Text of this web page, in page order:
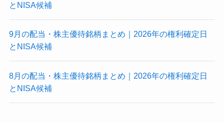
とNISA候補
9月の配当・株主優待銘柄まとめ｜2026年の権利確定日
とNISA候補
8月の配当・株主優待銘柄まとめ｜2026年の権利確定日
とNISA候補